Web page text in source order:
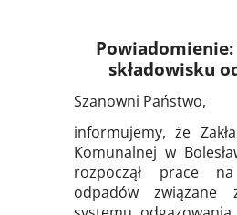
Powiadomienie:
składowisku
Szanowni Państwo,
informujemy, że
Komunalnej w
rozpoczął prace na
odpadów związane